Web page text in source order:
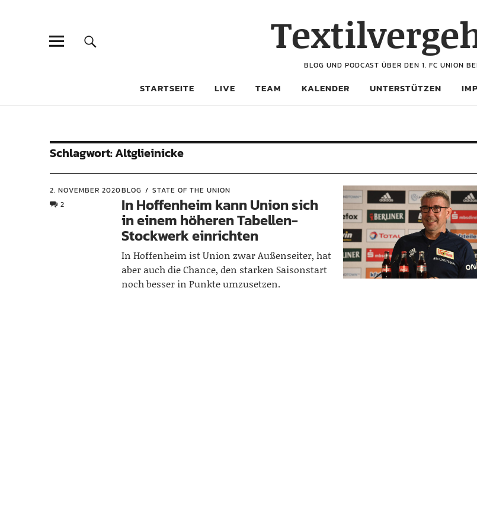
BLOG UND PODCAST ÜBER DEN 1. FC UNION
STARTSEITE LIVE TEAM KALENDER UNTERSTÜTZEN
Schlagwort:Altglieinicke
2. NOVEMBER 2020
2
BLOG STATE OF THE UNION
In Hoffenheim kann Union sich
in einem höheren Tabellen-
Stockwerk einrichten
In Hoffenheim ist Union zwar Außenseiter, hat
aber auch die Chance, den starken Saisonstart
noch besser in Punkte umzusetzen.